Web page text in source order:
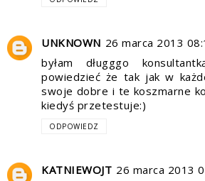
UNKNOWN 26 marca 2013
byłam długggo
powiedzieć że tak jak w
swoje dobre i te koszmarne
kiedyś przetestuje:)
ODPOWIEDZ
KATNIEWOJT 26 marca 2013